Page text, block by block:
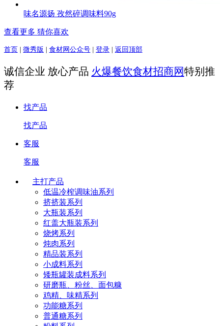
味名源扬 孜然碎调味料90g
查看更多 猜你喜欢
首页 微秀版 食材网公众号 登录 返回顶部
诚信企业 放心产品 火爆餐饮食材招商网特别推
荐
找产品
找产品
客服
客服
主打产品
低温冷榨调味油系列
挤挤装系列
大瓶装系列
红盖大瓶装系列
烧烤系列
炖肉系列
精品装系列
小成料系列
矮瓶罐装成料系列
研磨瓶、粉丝、面包糠
鸡精、味精系列
功能糖系列
普通糖系列